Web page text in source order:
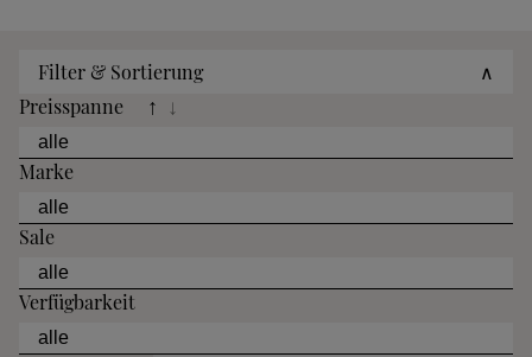
Filter & Sortierung
∧
Preisspanne
↑ ↓
Marke
Sale
Verfügbarkeit